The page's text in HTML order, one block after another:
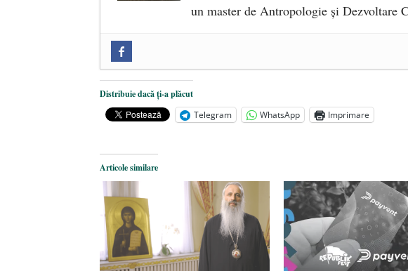
un master de Antropologie și Dezvoltare
comemorat la 102 ani de la naștere - 29 iulie 2024
„Carnea cultivată” în laborator, tot mai aproape de
iulie 2024
2024
Distribuie dacă ți-a plăcut
Telegram
WhatsApp Imprimare
Articole similare